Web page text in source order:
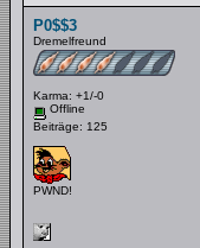
P0$$3
Dremelfreund
Karma: +1/-0
Offline
Beiträge: 125
PWND!